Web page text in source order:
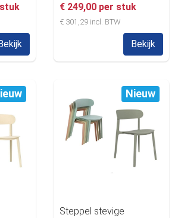
€ 249,00 per stuk
€ 301,29 incl. BTW
Bekijk
Nieuw
Steppel stevige